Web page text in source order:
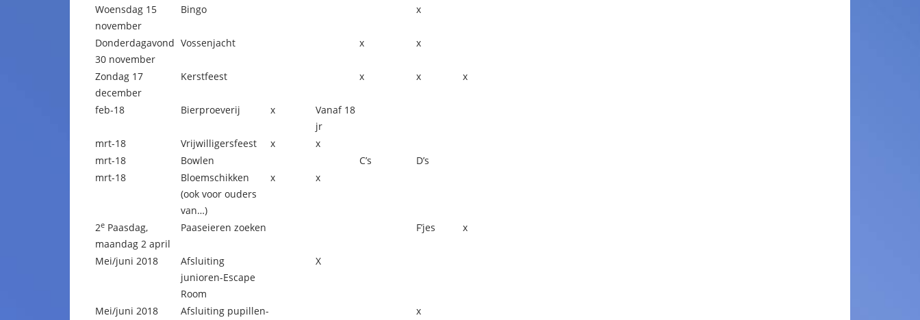
Woensdag 15
november
Bingo x
Donderdagavond
30 november
Vossenjacht x x
Zondag 17
december
Kerstfeest x x x
feb-18 Bierproeverij x
Vanaf 18
jr
mrt-18
Vrijwilligersfeest x
x
mrt-18
Bowlen C’s
D’s
mrt-18
Bloemschikken
(ook voor ouders
van…)
x x
2e Paasdag,
maandag 2 april
Paaseieren zoeken F’jes x
Mei/juni 2018
Afsluiting
junioren-Escape
Room
X
Mei/juni 2018
Afsluiting pupillen-
x